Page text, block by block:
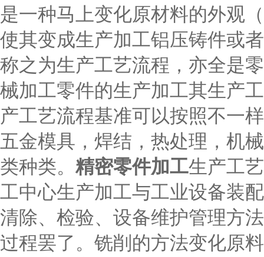
是一种马上变化原材料的外观
使其变成生产加工铝压铸件或
称之为生产工艺流程，亦全是
械加工零件的生产加工其生产
产工艺流程基准可以按照不一
五金模具，焊结，热处理，机
类种类。 精密零件加工生产工
工中心生产加工与工业设备装
清除、检验、设备维护管理方
过程罢了。铣削的方法变化原